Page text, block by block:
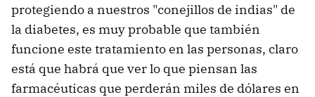
protegiendo a nuestros "conejillos de indias" de
la diabetes, es muy probable que también
funcione este tratamiento en las personas, claro
está que habrá que ver lo que piensan las
farmacéuticas que perderán miles de dólares en